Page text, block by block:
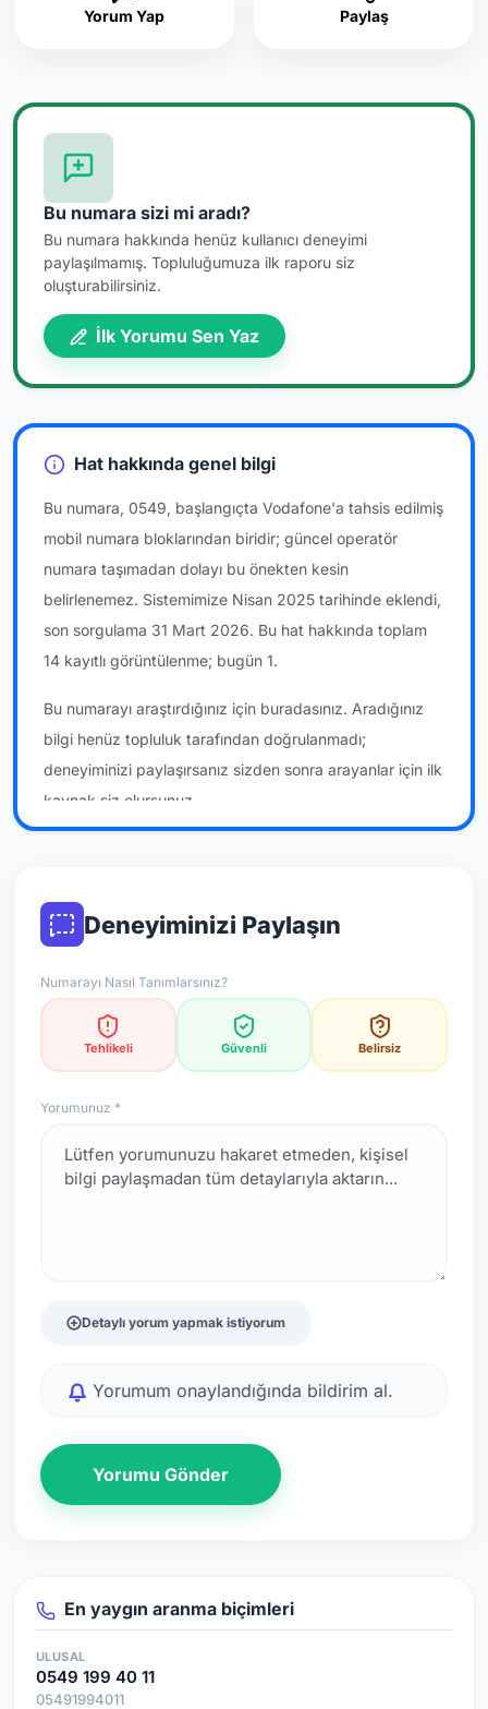
Yorum Yap Paylaş
Bu numara sizi mi aradı?
Bu numara hakkında henüz kullanıcı deneyimi
paylaşılmamış. Topluluğumuza ilk raporu siz
oluşturabilirsiniz.
İlk Yorumu Sen Yaz
Hat hakkında genel bilgi
Bu numara, 0549, başlangıçta Vodafone'a tahsis edilmiş
mobil numara bloklarından biridir; güncel operatör
numara taşımadan dolayı bu önekten kesin
belirlenemez. Sistemimize Nisan 2025 tarihinde eklendi,
son sorgulama 31 Mart 2026. Bu hat hakkında toplam
14 kayıtlı görüntülenme; bugün 1.
Bu numarayı araştırdığınız için buradasınız. Aradığınız
bilgi henüz topluluk tarafından doğrulanmadı;
deneyiminizi paylaşırsanız sizden sonra arayanlar için ilk
kaynak siz olursunuz.
Deneyiminizi Paylaşın
Numarayı Nasıl Tanımlarsınız?
Tehlikeli Güvenli Belirsiz
Yorumunuz *
Detaylı yorum yapmak istiyorum
Yorumum onaylandığında bildirim al.
Yorumu Gönder
En yaygın aranma biçimleri
ULUSAL
0549 199 40 11
05491994011